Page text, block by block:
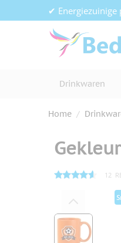
Ga naar de inhoud✔ Energiezuinige
Drinkwaren
Home /
12
View